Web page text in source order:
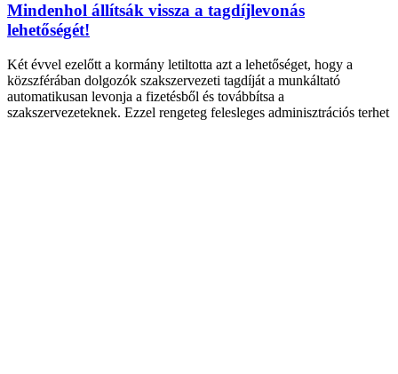
Mindenhol állítsák vissza a tagdíjlevonás
lehetőségét!
Két évvel ezelőtt a kormány letiltotta azt a lehetőséget, hogy a
közszférában dolgozók szakszervezeti tagdíját a munkáltató
automatikusan levonja a fizetésből és továbbítsa a
szakszervezeteknek. Ezzel rengeteg felesleges adminisztrációs terhet